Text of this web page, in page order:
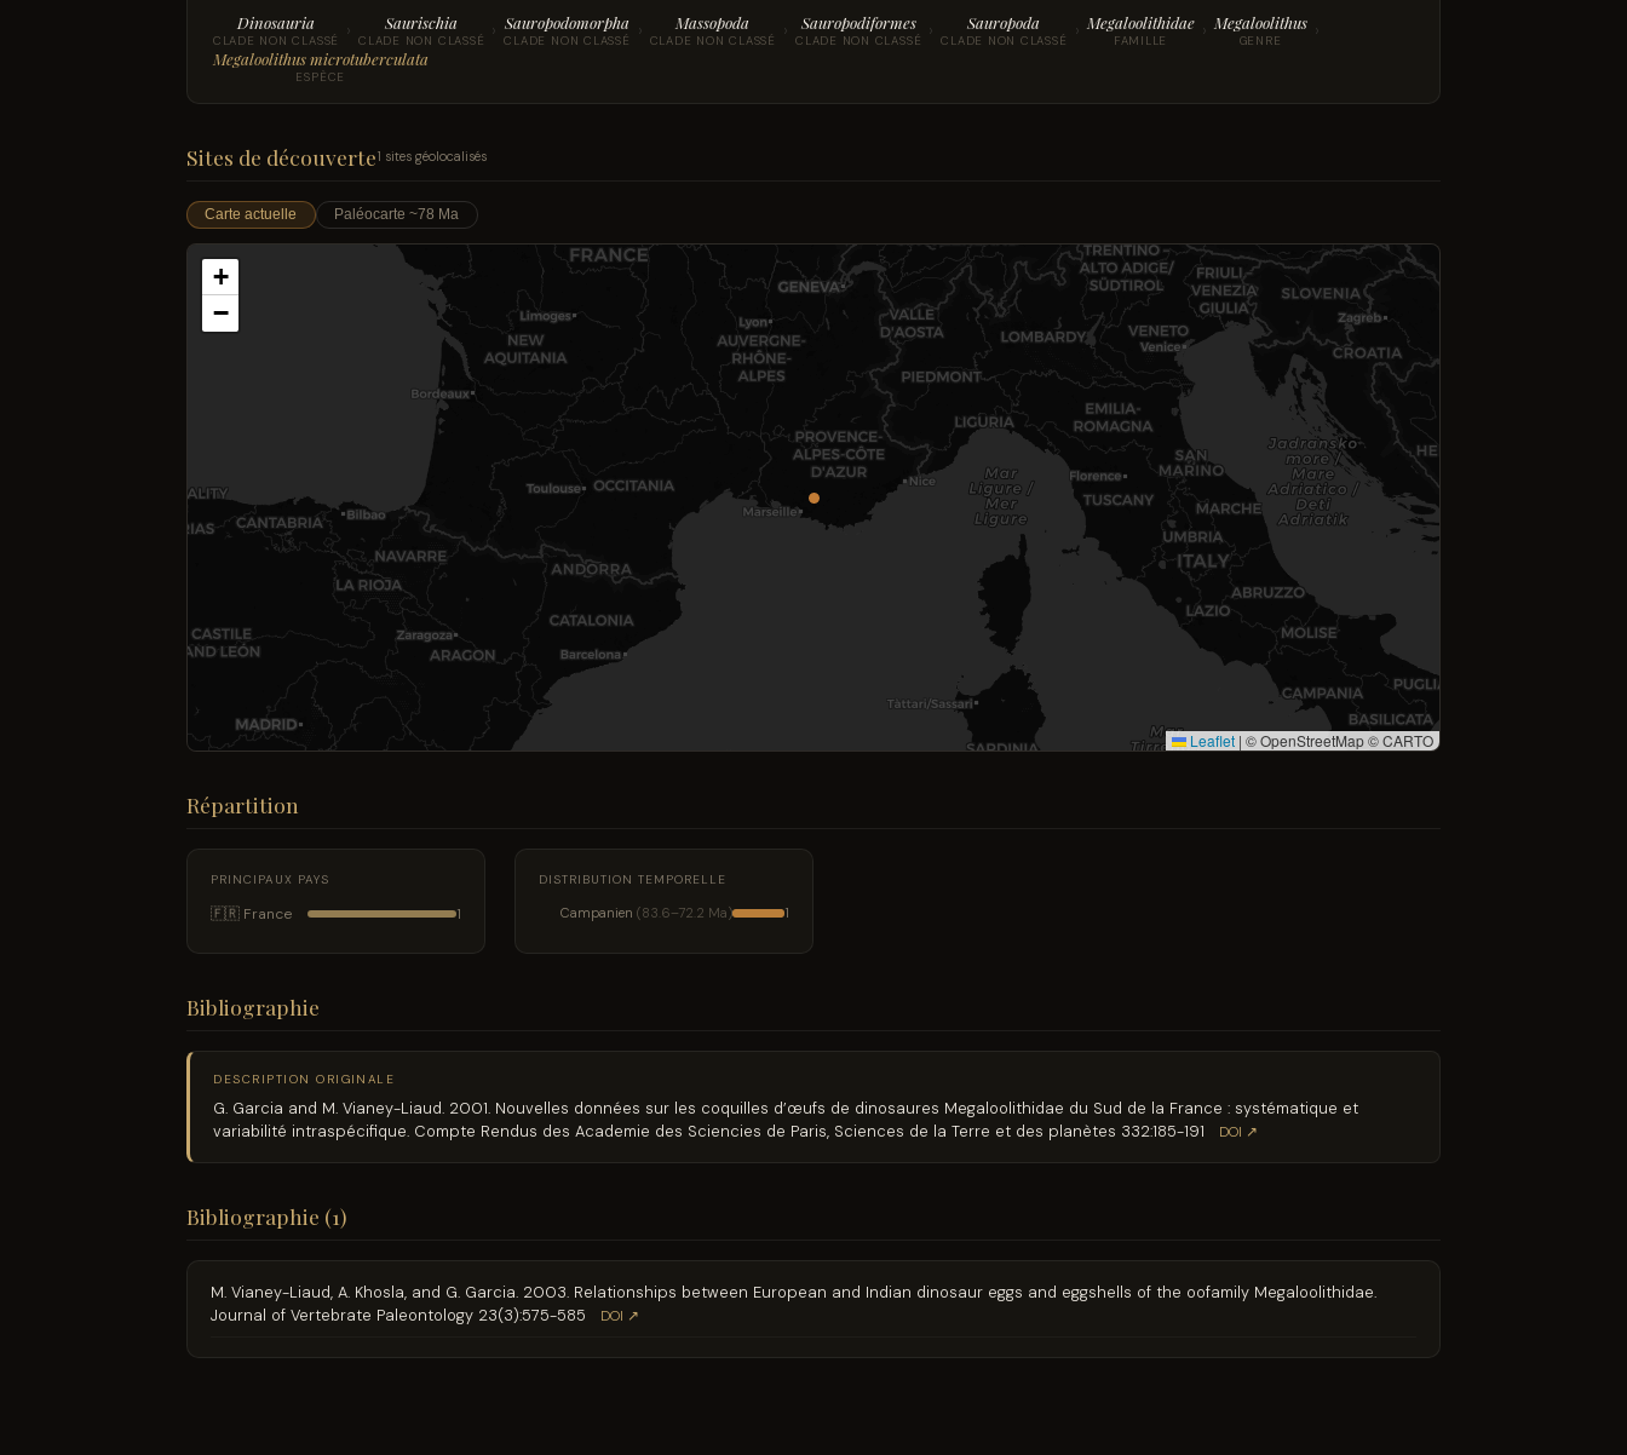
Dinosauria
CLADE NON CLASSÉ › Saurischia
CLADE NON CLASSÉ › Sauropodomorpha
CLADE NON CLASSÉ › Massopoda
CLADE NON CLASSÉ › Sauropodiformes
CLADE NON CLASSÉ › Sauropoda
CLADE NON CLASSÉ › Megaloolithidae
FAMILLE › Megaloolithus
GENRE ›
Megaloolithus microtuberculata
ESPÈCE
Sites de découverte1 sites géolocalisés
Carte actuelle Paléocarte ~78 Ma
+
−
Leaflet | © OpenStreetMap © CARTO
Répartition
PRINCIPAUX PAYS
🇫🇷 France 1
DISTRIBUTION TEMPORELLE
Campanien (83.6–72.2 Ma) 1
Bibliographie
DESCRIPTION ORIGINALE
G. Garcia and M. Vianey-Liaud. 2001. Nouvelles données sur les coquilles d’œufs de dinosaures Megaloolithidae du Sud de la France : systématique et
variabilité intraspécifique. Compte Rendus des Academie des Sciencies de Paris, Sciences de la Terre et des planètes 332:185-191
DOI ↗
Bibliographie (1)
M. Vianey-Liaud, A. Khosla, and G. Garcia. 2003. Relationships between European and Indian dinosaur eggs and eggshells of the oofamily Megaloolithidae.
Journal of Vertebrate Paleontology 23(3):575-585
DOI ↗